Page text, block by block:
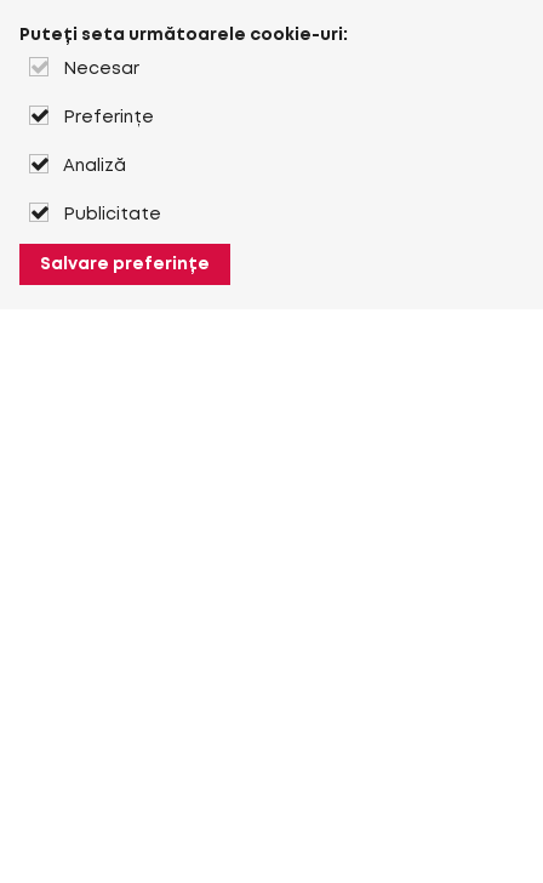
Puteți seta următoarele cookie-uri:
Necesar
Preferințe
Analiză
Publicitate
Salvare preferințe